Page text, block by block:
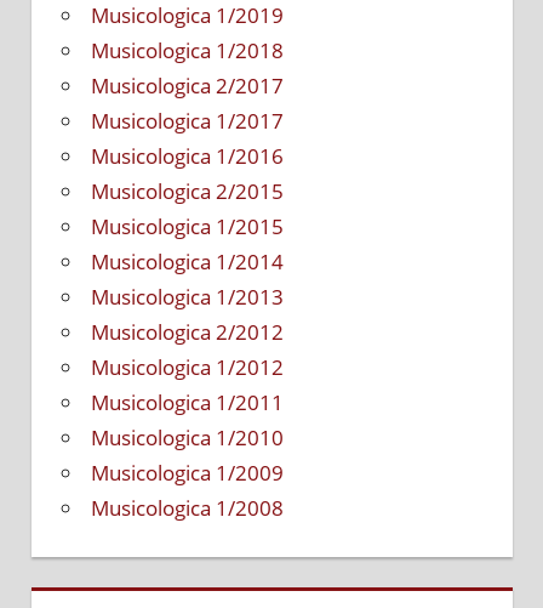
Musicologica 1/2019
Musicologica 1/2018
Musicologica 2/2017
Musicologica 1/2017
Musicologica 1/2016
Musicologica 2/2015
Musicologica 1/2015
Musicologica 1/2014
Musicologica 1/2013
Musicologica 2/2012
Musicologica 1/2012
Musicologica 1/2011
Musicologica 1/2010
Musicologica 1/2009
Musicologica 1/2008